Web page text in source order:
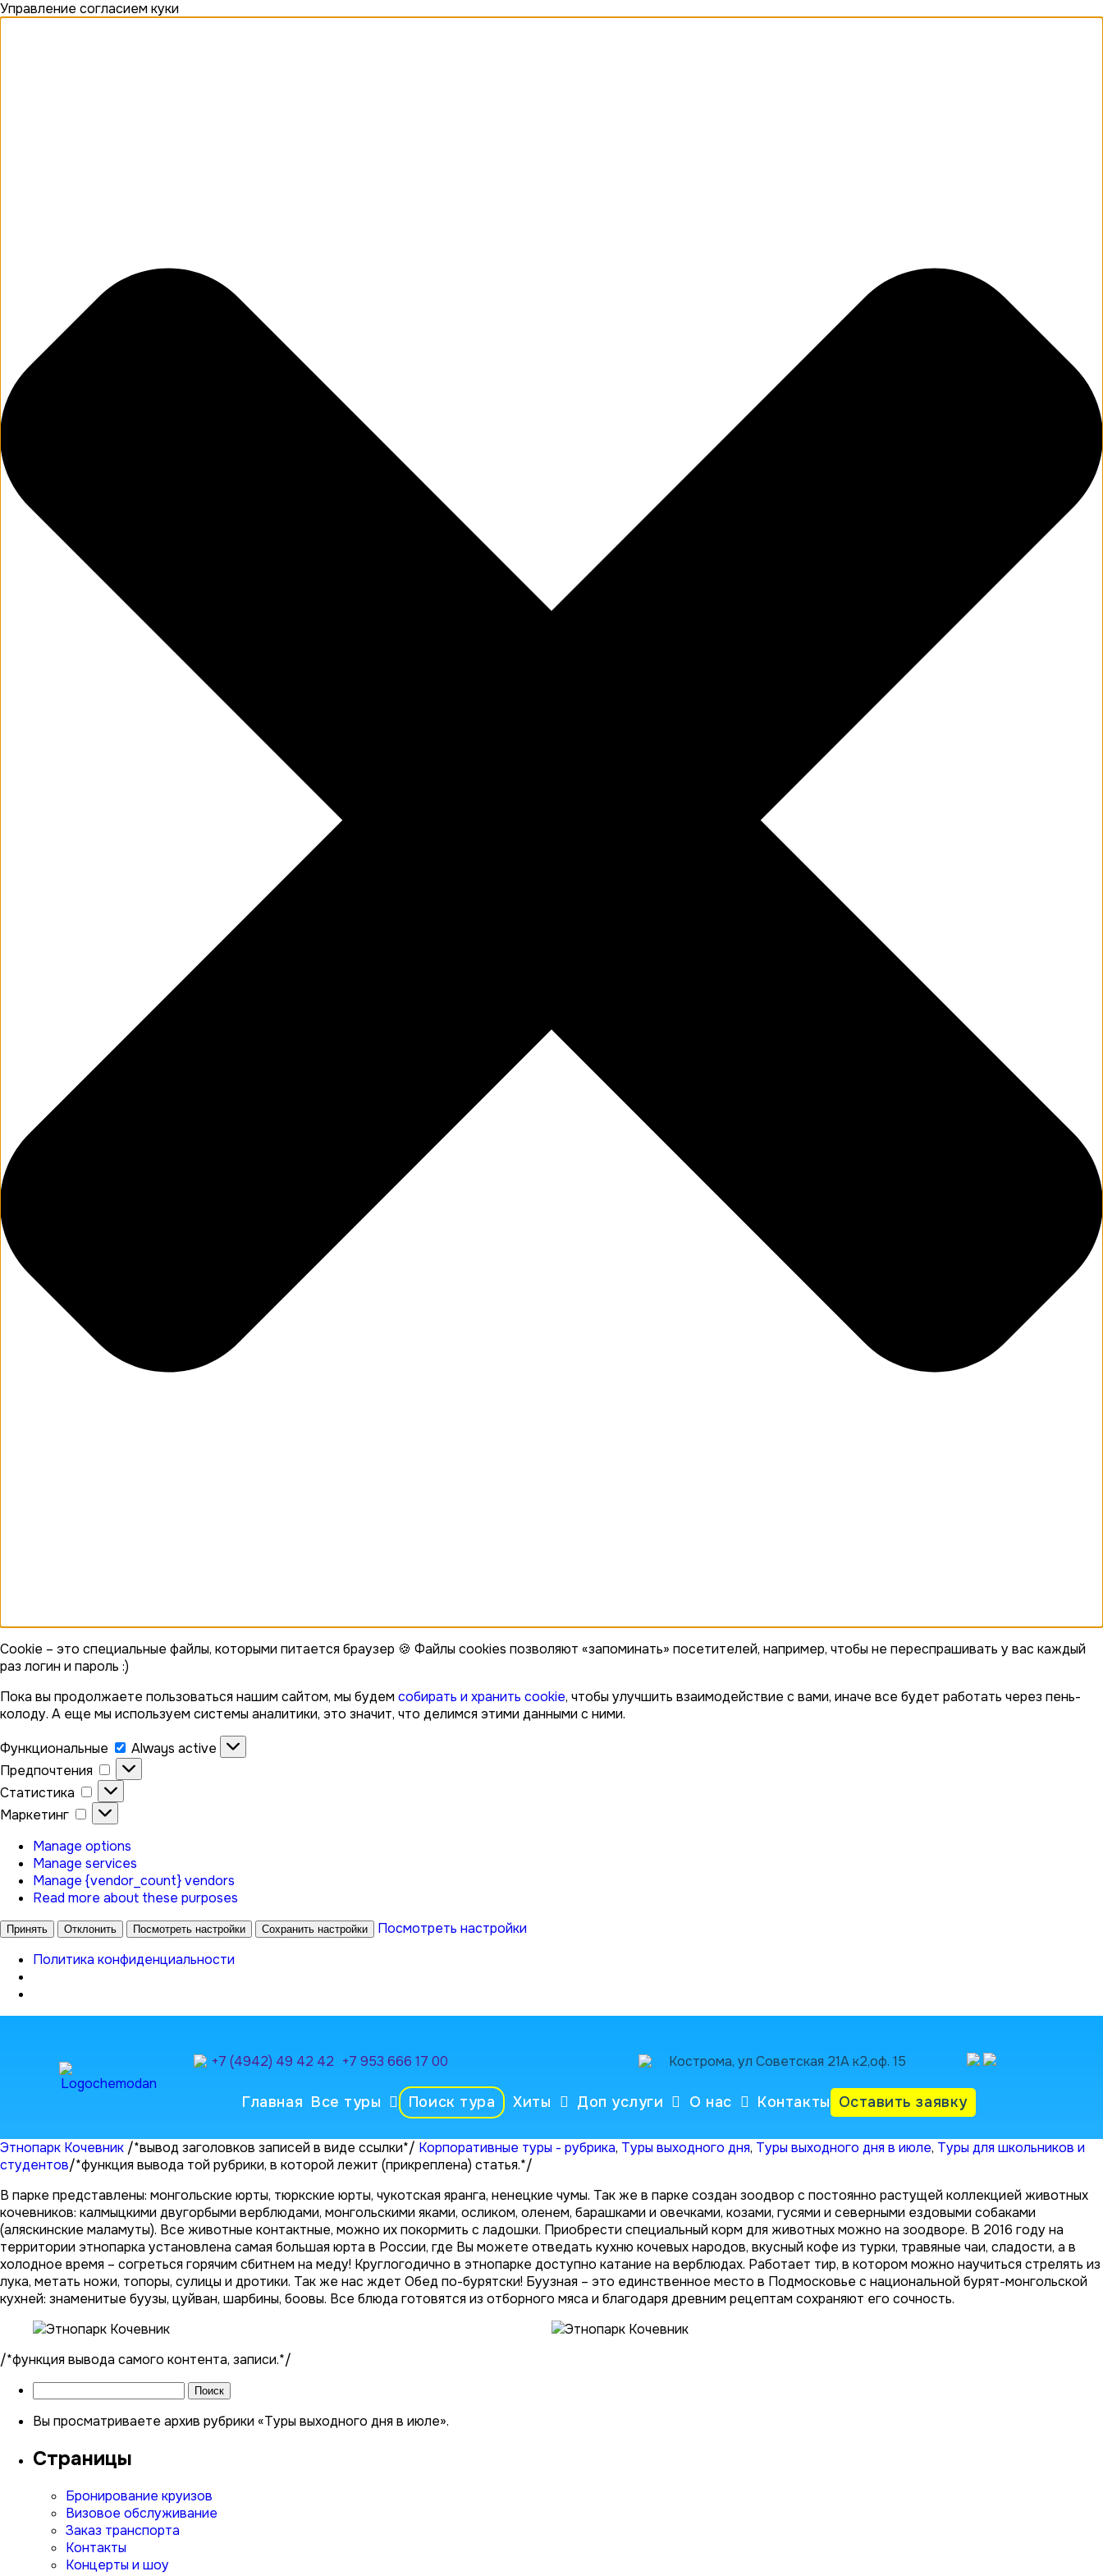
Управление согласием куки
Cookie – это специальные файлы, которыми питается браузер 🍪 Файлы cookies позволяют «запоминать» посетителей, например, чтобы не переспрашивать у вас каждый
раз логин и пароль :)
Пока вы продолжаете пользоваться нашим сайтом, мы будем собирать и хранить cookie, чтобы улучшить взаимодействие с вами, иначе все будет работать через пень-
колоду. А еще мы используем системы аналитики, это значит, что делимся этими данными с ними.
Функциональные
Функциональные
Always active
Предпочтения
Предпочтения
Статистика
Статистика
Маркетинг
Маркетинг
Manage options
Manage services
Manage {vendor_count} vendors
Read more about these purposes
Принять Отклонить Посмотреть настройки Сохранить настройки
Посмотреть настройки
Политика конфиденциальности
+7 (4942) 49 42 42 +7 953 666 17 00 Кострома, ул Советская 21А к2,оф. 15
Главная Все туры Поиск тура Хиты Доп услуги О нас Контакты Оставить заявку
Этнопарк Кочевник /*вывод заголовков записей в виде ссылки*/ Корпоративные туры - рубрика, Туры выходного дня, Туры выходного дня в июле, Туры для школьников и
студентов/*функция вывода той рубрики, в которой лежит (прикреплена) статья.*/
В парке представлены: монгольские юрты, тюркские юрты, чукотская яранга, ненецкие чумы. Так же в парке создан зоодвор с постоянно растущей коллекцией животных
кочевников: калмыцкими двугорбыми верблюдами, монгольскими яками, осликом, оленем, барашками и овечками, козами, гусями и северными ездовыми собаками
(аляскинские маламуты). Все животные контактные, можно их покормить с ладошки. Приобрести специальный корм для животных можно на зоодворе. В 2016 году на
территории этнопарка установлена самая большая юрта в России, где Вы можете отведать кухню кочевых народов, вкусный кофе из турки, травяные чаи, сладости, а в
холодное время – согреться горячим сбитнем на меду! Круглогодично в этнопарке доступно катание на верблюдах. Работает тир, в котором можно научиться стрелять из
лука, метать ножи, топоры, сулицы и дротики. Так же нас ждет Обед по-бурятски! Буузная – это единственное место в Подмосковье с национальной бурят-монгольской
кухней: знаменитые буузы, цуйван, шарбины, боовы. Все блюда готовятся из отборного мяса и благодаря древним рецептам сохраняют его сочность.
/*функция вывода самого контента, записи.*/
Вы просматриваете архив рубрики «Туры выходного дня в июле».
Страницы
Бронирование круизов
Визовое обслуживание
Заказ транспорта
Контакты
Концерты и шоу